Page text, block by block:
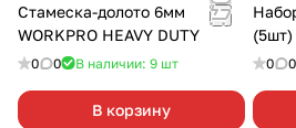
Стамеска-долото 6мм
WORKPRO HEAVY DUTY
0 0 В наличии: 9 шт
В корзину
(5шт)
0 0